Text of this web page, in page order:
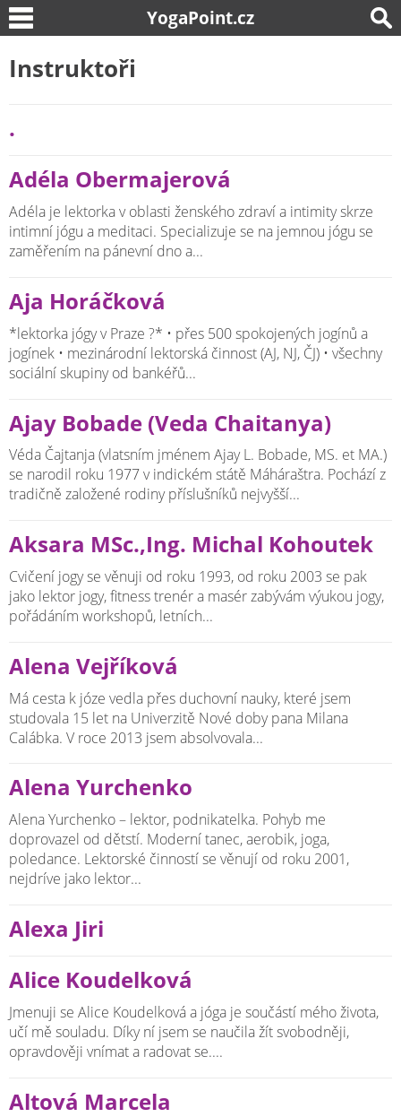
YogaPoint.cz
Instruktoři
.
Adéla Obermajerová
Adéla je lektorka v oblasti ženského zdraví a intimity skrze
intimní jógu a meditaci. Specializuje se na jemnou jógu se
zaměřením na pánevní dno a...
Aja Horáčková
*lektorka jógy v Praze ?* • přes 500 spokojených jogínů a
jogínek • mezinárodní lektorská činnost (AJ, NJ, ČJ) • všechny
sociální skupiny od bankéřů...
Ajay Bobade (Veda Chaitanya)
Véda Čajtanja (vlatsním jménem Ajay L. Bobade, MS. et MA.)
se narodil roku 1977 v indickém státě Máháraštra. Pochází z
tradičně založené rodiny příslušníků nejvyšší...
Aksara MSc.,Ing. Michal Kohoutek
Cvičení jogy se věnuji od roku 1993, od roku 2003 se pak
jako lektor jogy, fitness trenér a masér zabývám výukou jogy,
pořádáním workshopů, letních...
Alena Vejříková
Má cesta k józe vedla přes duchovní nauky, které jsem
studovala 15 let na Univerzitě Nové doby pana Milana
Calábka. V roce 2013 jsem absolvovala...
Alena Yurchenko
Alena Yurchenko – lektor, podnikatelka. Pohyb me
doprovazel od dětstí. Moderní tanec, aerobik, joga,
poledance. Lektorské činností se věnují od roku 2001,
nejdríve jako lektor...
Alexa Jiri
Alice Koudelková
Jmenuji se Alice Koudelková a jóga je součástí mého života,
učí mě souladu. Díky ní jsem se naučila žít svobodněji,
opravdověji vnímat a radovat se....
Altová Marcela